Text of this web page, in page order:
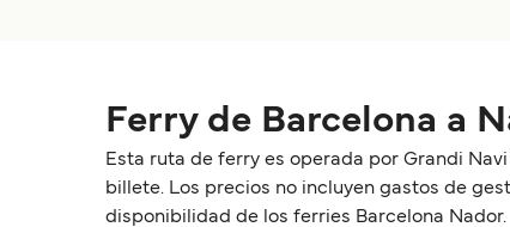
Ferry de Barcelona a
Esta ruta de ferry es operada por Grandi
billete. Los precios no incluyen gastos de
disponibilidad de los ferries Barcelona Nador.